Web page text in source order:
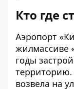
Кто где
Аэропорт
жилмассиве
годы
возвела на